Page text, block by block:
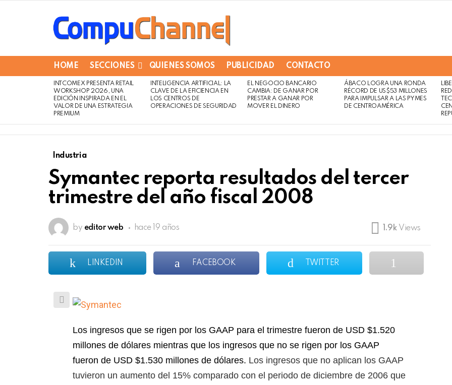
HOME SECCIONES QUIENES SOMOS PUBLICIDAD CONTACTO
LATEST
STORIES
INTCOMEX PRESENTA RETAIL
WORKSHOP 2026, UNA
EDICIÓN INSPIRADA EN EL
VALOR DE UNA ESTRATEGIA
PREMIUM
INTELIGENCIA ARTIFICIAL: LA
CLAVE DE LA EFICIENCIA EN
LOS CENTROS DE
OPERACIONES DE SEGURIDAD
EL NEGOCIO BANCARIO
CAMBIA: DE GANAR POR
PRESTAR A GANAR POR
MOVER EL DINERO
Not
Safe
For
Click
to
view
ÁBACO LOGRA UNA RONDA
RÉCORD DE US$53 MILLONES
PARA IMPULSAR A LAS PYMES
DE CENTROAMÉRICA
Industria
Symantec reporta resultados del tercer
trimestre del año fiscal 2008
by editor web hace 19 años 1.9k Views
LINKEDIN FACEBOOK TWITTER
Los ingresos que se rigen por los GAAP para el trimestre fueron de USD $1.520
millones de dólares mientras que los ingresos que no se rigen por los GAAP
fueron de USD $1.530 millones de dólares. Los ingresos que no aplican los GAAP
tuvieron un aumento del 15% comparado con el periodo de diciembre de 2006 que